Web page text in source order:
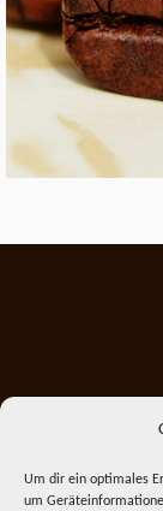
Um dir ein optimales
um
Ihr